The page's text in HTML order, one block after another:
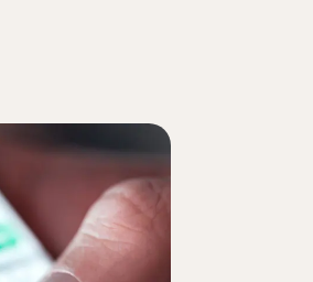
Renouveler
Historique des commandes
Saisissez votre clé de produit